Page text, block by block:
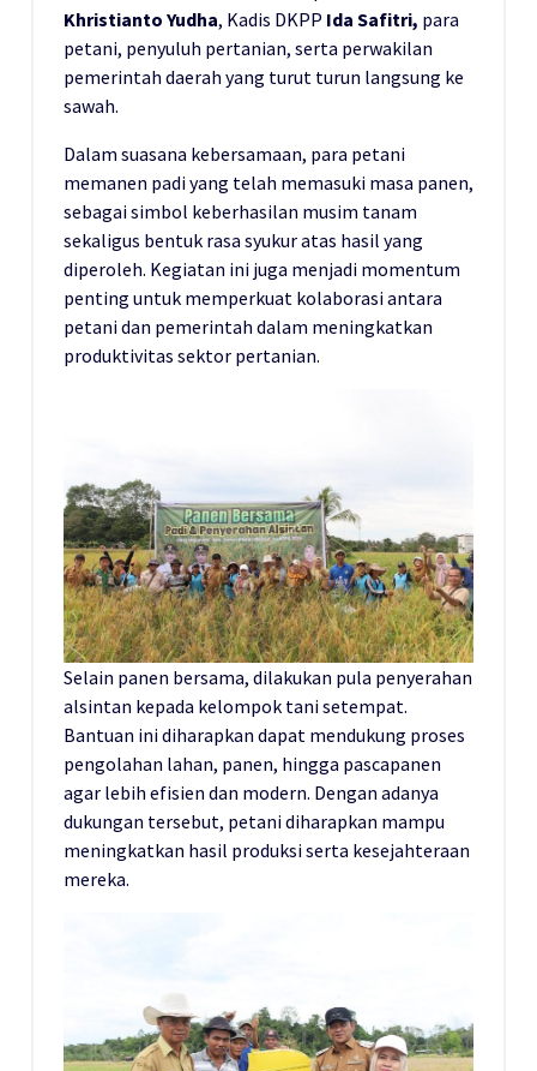
Khristianto Yudha, Kadis DKPP Ida Safitri, para
petani, penyuluh pertanian, serta perwakilan
pemerintah daerah yang turut turun langsung ke
sawah.
Dalam suasana kebersamaan, para petani
memanen padi yang telah memasuki masa panen,
sebagai simbol keberhasilan musim tanam
sekaligus bentuk rasa syukur atas hasil yang
diperoleh. Kegiatan ini juga menjadi momentum
penting untuk memperkuat kolaborasi antara
petani dan pemerintah dalam meningkatkan
produktivitas sektor pertanian.
Selain panen bersama, dilakukan pula penyerahan
alsintan kepada kelompok tani setempat.
Bantuan ini diharapkan dapat mendukung proses
pengolahan lahan, panen, hingga pascapanen
agar lebih efisien dan modern. Dengan adanya
dukungan tersebut, petani diharapkan mampu
meningkatkan hasil produksi serta kesejahteraan
mereka.